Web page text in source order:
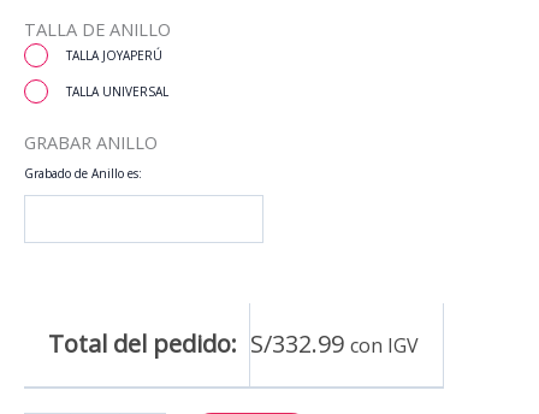
TALLA DE ANILLO
TALLA JOYAPERÚ
TALLA UNIVERSAL
GRABAR ANILLO
Grabado de Anillo es:
Total del pedido: S/332.99 con IGV